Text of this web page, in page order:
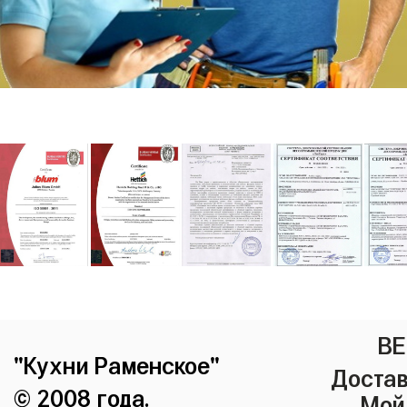
"Кухни Раменское"
© 2008 года.